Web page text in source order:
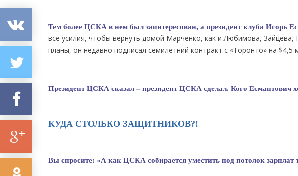
Тем более ЦСКА в нем был заинтересован, а президент клуба Игорь
все усилия, чтобы вернуть домой Марченко, как и Любимова, Зайцева,
планы, он недавно подписал семилетний контракт с «Торонто» на
Президент ЦСКА сказал – президент ЦСКА сделал. Кого Есмантович
КУДА СТОЛЬКО ЗАЩИТНИКОВ?!
Вы спросите: «А как ЦСКА собирается уместить под потолок зарплат